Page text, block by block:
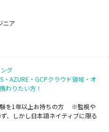
ニア
グ
・AZURE・GCPクラウド領域・オ
わりたい方！
を1年以上お持ちの方 ※監視や
、しかし日本語ネイティブに限る